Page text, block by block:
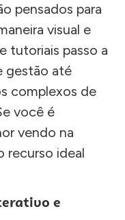
pensados para
visual e
tutoriais passo a
gestão até
complexos de
você é
vendo na
recurso ideal
e